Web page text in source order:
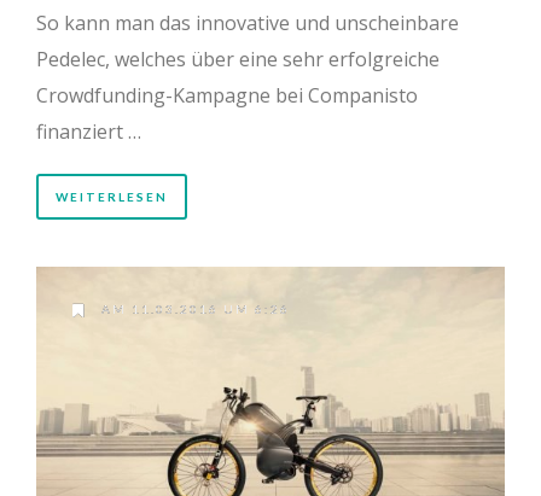
So kann man das innovative und unscheinbare
Pedelec, welches über eine sehr erfolgreiche
Crowdfunding-Kampagne bei Companisto
finanziert …
WEITERLESEN
AM 11.03.2016 UM 6:26